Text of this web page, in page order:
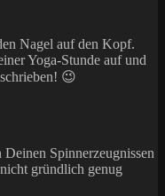
Nagel auf den Kopf.
Yoga-Stunde auf und
😉
Spinnerzeugnissen
gründlich genug